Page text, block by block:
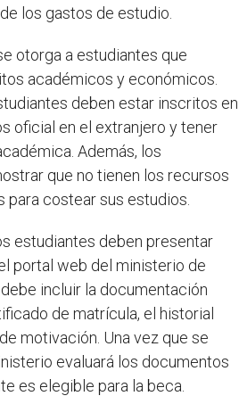
los gastos de estudio.
otorga a estudiantes que
académicos y económicos.
deben estar inscritos en
oficial en el extranjero y tener
Además, los
que no tienen los recursos
costear sus estudios.
estudiantes deben presentar
portal web del ministerio de
incluir la documentación
de matrícula, el historial
motivación. Una vez que se
evaluará los documentos
es elegible para la beca.